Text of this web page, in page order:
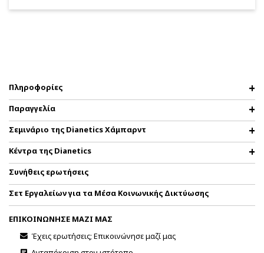
Πληροφορίες
Παραγγελία
Σεμινάριο της Dianetics Χάμπαρντ
Κέντρα της Dianetics
Συνήθεις ερωτήσεις
Σετ Εργαλείων για τα Μέσα Κοινωνικής Δικτύωσης
ΕΠΙΚΟΙΝΩΝΗΣΕ ΜΑΖΙ ΜΑΣ
Έχεις ερωτήσεις; Επικοινώνησε μαζί μας